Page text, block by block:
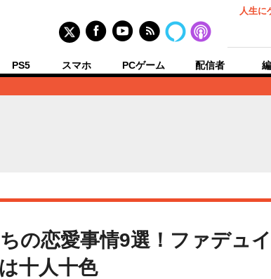
人生に
PS5 スマホ PCゲーム 配信者
の恋愛事情9選！ファデュ
十人十色